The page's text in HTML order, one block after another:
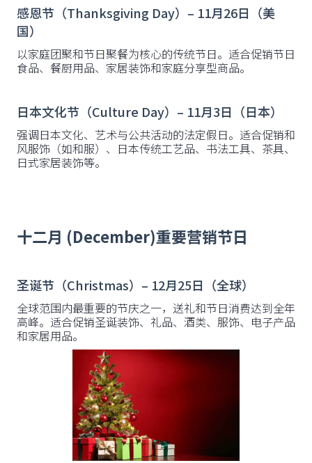
感恩节（Thanksgiving Day）– 11月26日（美
国）
以家庭团聚和节日聚餐为核心的传统节日。适合促销节日
食品、餐厨用品、家居装饰和家庭分享型商品。
日本文化节（Culture Day）– 11月3日（日本）
强调日本文化、艺术与公共活动的法定假日。适合促销和
风服饰（如和服）、日本传统工艺品、书法工具、茶具、
日式家居装饰等。
十二月 (December)重要营销节日
圣诞节（Christmas）– 12月25日（全球）
全球范围内最重要的节庆之一，送礼和节日消费达到全年
高峰。适合促销圣诞装饰、礼品、酒类、服饰、电子产品
和家居用品。